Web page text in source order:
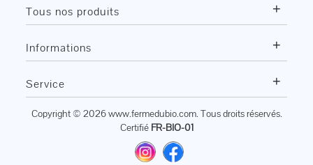
Tous nos produits +
Informations +
Service +
Copyright © 2026www.fermedubio.com. Tous droits réservés.
Certifié FR-BIO-01